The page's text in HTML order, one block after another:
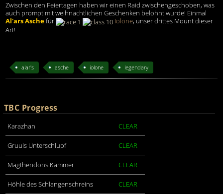
Zwischen den Feiertagen haben wir einen Raid zwischengeschoben, was
auch prompt mit weihnachtlichen Geschenken belohnt wurde! Einmal
Al'ars Aschefür Iolone, unser drittes Mount dieser
Art!
alar's asche iolone legendary
TBC Progress
Karazhan CLEAR
Gruuls Unterschlupf CLEAR
Magtheridons Kammer CLEAR
Höhle des Schlangenschreins CLEAR